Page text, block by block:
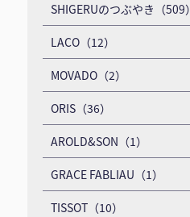
SHIGERUのつぶやき（509）
LACO（12）
MOVADO（2）
ORIS（36）
AROLD&SON（1）
GRACE FABLIAU（1）
TISSOT（10）